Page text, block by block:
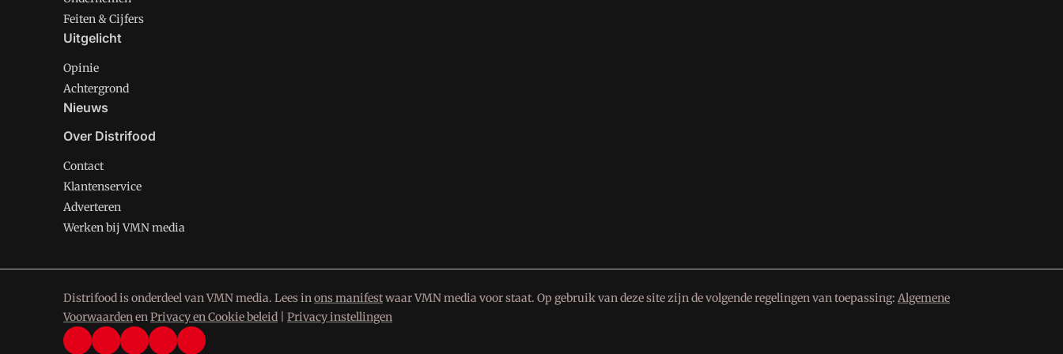
Feiten & Cijfers
Uitgelicht
Opinie
Achtergrond
Nieuws
Over Distrifood
Contact
Klantenservice
Adverteren
Werken bij VMN media
Distrifood is onderdeel van VMN media. Lees inons manifestwaar VMN media voor staat. Op gebruik van deze site zijn de volgende regelingen van toepassing: Algemene
VoorwaardenenPrivacy en Cookie beleid Privacy instellingen